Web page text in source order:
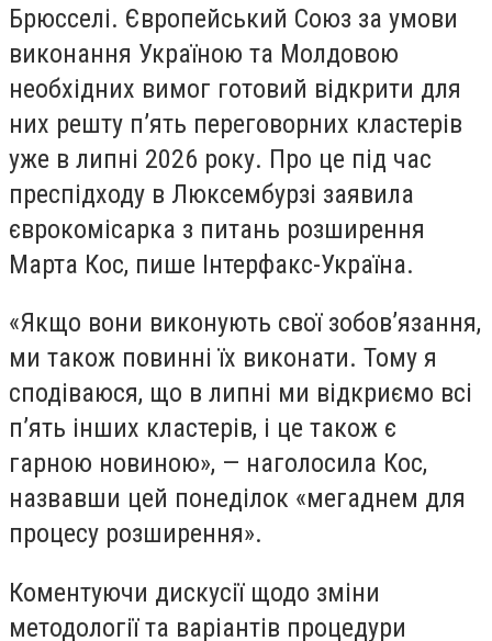
Брюсселі. Європейський Союз за умови
виконання Україною та Молдовою
необхідних вимог готовий відкрити для
них решту п’ять переговорних кластерів
уже в липні 2026 року. Про це під час
преспідходу в Люксембурзі заявила
єврокомісарка з питань розширення
Марта Кос, пише Інтерфакс-Україна.
«Якщо вони виконують свої зобов’язання,
ми також повинні їх виконати. Тому я
сподіваюся, що в липні ми відкриємо всі
п’ять інших кластерів, і це також є
гарною новиною», — наголосила Кос,
назвавши цей понеділок «мегаднем для
процесу розширення».
Коментуючи дискусії щодо зміни
методології та варіантів процедури